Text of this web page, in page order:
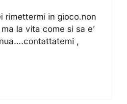
rimettermi in gioco.non
la vita come si sa e’
,